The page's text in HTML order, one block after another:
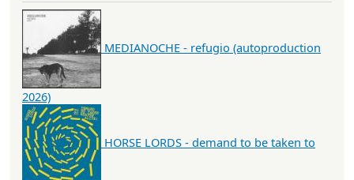
MEDIANOCHE - refugio (autoproduction
2026)
HORSE LORDS - demand to be taken to